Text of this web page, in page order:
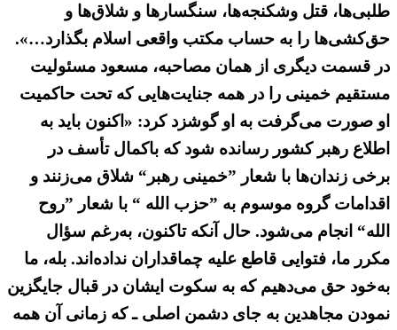
طلبی‌ها، قتل وشكنجه‌ها، سنگسارها و شلاق‌ها و
حق‌کشی‌ها را به حساب مكتب واقعی اسلام بگذارد…».
در قسمت دیگری از همان مصاحبه، مسعود مسئولیت
مستقیم خمینی را در همه جنایت‌هایی که تحت حاکمیت
او صورت می‌گرفت به‌ او گوشزد کرد: «اكنون باید به
اطلاع رهبر كشور رسانده شود كه باكمال تأسف در
برخی زندان‌ها با شعار ”خمینی رهبر“ شلاق می‌زنند و
اقدامات گروه موسوم به ”حزب الله “ با شعار ”روح
الله“ انجام می‌شود. حال آنكه تاكنون، به‌رغم سؤال
مكرر ما، فتوایی قاطع علیه چماقداران نداده‌اند. بله، ما
به‌خود حق می‌دهیم كه به سكوت ایشان در قبال جایگزین
نمودن مجاهدین به جای دشمن اصلی ـ كه زمانی آن همه